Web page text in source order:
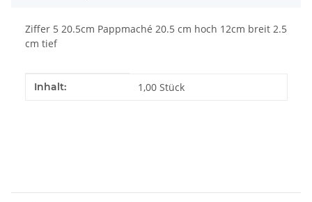
Ziffer 5 20.5cm Pappmaché 20.5 cm hoch 12cm breit 2.5
cm tief
Produkteigenschaft
Wert
Inhalt: 1,00 Stück